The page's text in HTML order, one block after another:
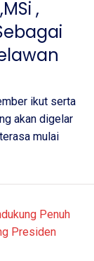
,
ikut serta
akan digelar
mulai